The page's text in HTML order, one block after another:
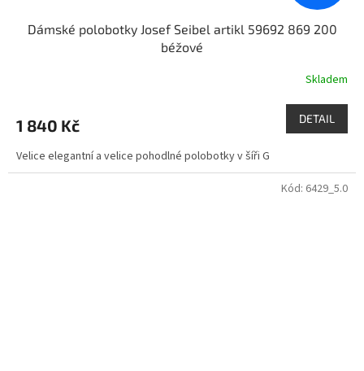
Dámské polobotky Josef Seibel artikl 59692 869 200
béžové
Skladem
1 840 Kč DETAIL
Velice elegantní a velice pohodlné polobotky v šíři G
Kód: 6429_5.0